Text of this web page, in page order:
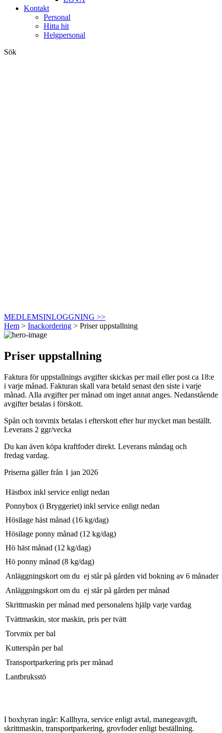
Kontakt
Personal
Hitta hit
Helgpersonal
Sök
MEDLEMSINLOGGNING >>
Hem > Inackordering > Priser uppstallning
Priser uppstallning
Faktura för uppstallnings avgifter skickas per mail eller post ca 18:e
i varje månad. Fakturan skall vara betald senast den siste i varje
månad. Alla avgifter per månad om inget annat anges. Nedanstående
avgifter betalas i förskott.
Spån och torvmix betalas i efterskott efter hur mycket man beställt.
Leverans 2 ggr/vecka
Du kan även köpa kraftfoder direkt. Leverans måndag och
fredag vardag.
Priserna gäller från 1 jan 2026
Hästbox inkl service enligt nedan
Ponnybox (i Bryggeriet) inkl service enligt nedan
Hösilage häst månad (16 kg/dag)
Hösilage ponny månad (12 kg/dag)
Hö häst månad (12 kg/dag)
Hö ponny månad (8 kg/dag)
Anläggningskort om du ej står på gården vid bokning av 6 månader
Anläggningskort om du ej står på gården per månad
Skrittmaskin per månad med personalens hjälp varje vardag
Tvättmaskin, stor maskin, pris per tvätt
Torvmix per bal
Kutterspån per bal
Transportparkering pris per månad
Lantbruksstö
I boxhyran ingår: Kallhyra, service enligt avtal, manegeavgift,
skrittmaskin, transportparkering, grovfoder enligt beställning.